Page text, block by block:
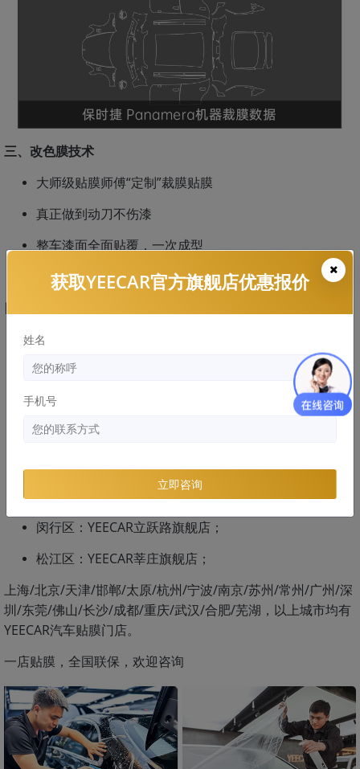
三、改色膜技术
大师级贴膜师傅“定制”裁膜贴膜
真正做到动刀不伤漆
整车漆面全面贴覆，一次成型
没有几百辆车的贴膜经验都不能上阵操刀！
四、上海汽车贴膜店推荐这几家
浦东新区：YEECAR御水路旗舰店；
浦东新区：YEECAR金桥路舰店：
浦东新区：YEECAR陆家嘴旗舰店；
宝山区：YEECAR真华路旗舰店；
闵行区：YEECAR莲花广场旗舰店；
闵行区：YEECAR立跃路旗舰店；
松江区：YEECAR莘庄旗舰店；
上海/北京/天津/邯郸/太原/杭州/宁波/南京/苏州/常州/广州/深
圳/东莞/佛山/长沙/成都/重庆/武汉/合肥/芜湖，以上城市均有
YEECAR汽车贴膜门店。
一店贴膜，全国联保，欢迎咨询
获取YEECAR官方旗舰店优惠报价
姓名
手机号
立即咨询